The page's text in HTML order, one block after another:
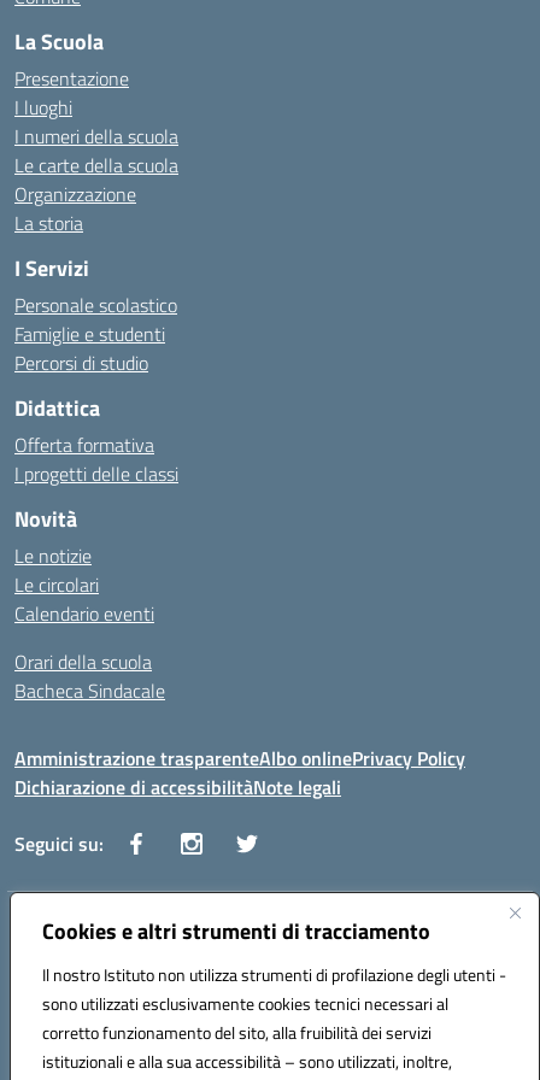
Cookies e altri strumenti di tracciamento
Il nostro Istituto non utilizza strumenti di profilazione degli utenti -
sono utilizzati esclusivamente cookies tecnici necessari al
corretto funzionamento del sito, alla fruibilità dei servizi
istituzionali e alla sua accessibilità – sono utilizzati, inoltre,
La Scuola
Presentazione
I luoghi
I numeri della scuola
Le carte della scuola
Organizzazione
La storia
I Servizi
Personale scolastico
Famiglie e studenti
Percorsi di studio
Didattica
Offerta formativa
I progetti delle classi
Novità
Le notizie
Le circolari
Calendario eventi
Orari della scuola
Bacheca Sindacale
Amministrazione trasparenteAlbo onlinePrivacy Policy
Dichiarazione di accessibilitàNote legali
Seguici su:
Indirizzo:Via Vaccari n.5 e Via Falcone n.20 - 91025 Marsala
Posta elettronica certificata (PEC):tppm03000q@pec.istruzione.it
Codice fiscale: 82004490817
Codice meccanografico: TPPM03000Q